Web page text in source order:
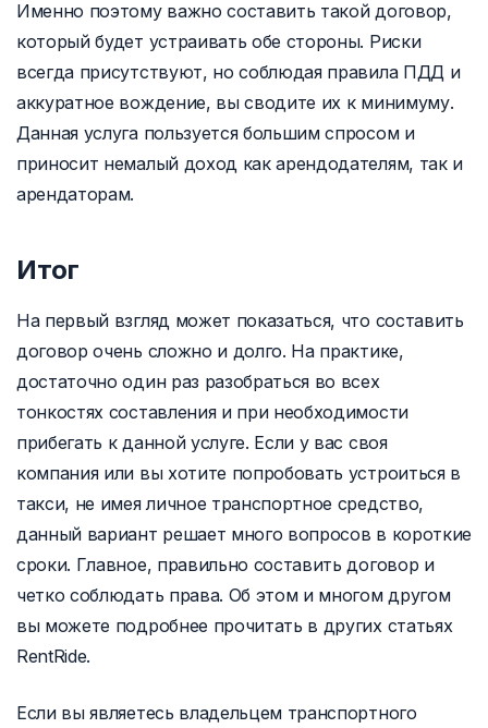
Именно поэтому важно составить такой договор,
который будет устраивать обе стороны. Риски
всегда присутствуют, но соблюдая правила ПДД и
аккуратное вождение, вы сводите их к минимуму.
Данная услуга пользуется большим спросом и
приносит немалый доход как арендодателям, так и
арендаторам.
Итог
На первый взгляд может показаться, что составить
договор очень сложно и долго. На практике,
достаточно один раз разобраться во всех
тонкостях составления и при необходимости
прибегать к данной услуге. Если у вас своя
компания или вы хотите попробовать устроиться в
такси, не имея личное транспортное средство,
данный вариант решает много вопросов в короткие
сроки. Главное, правильно составить договор и
четко соблюдать права. Об этом и многом другом
вы можете подробнее прочитать в других статьях
RentRide.
Если вы являетесь владельцем транспортного